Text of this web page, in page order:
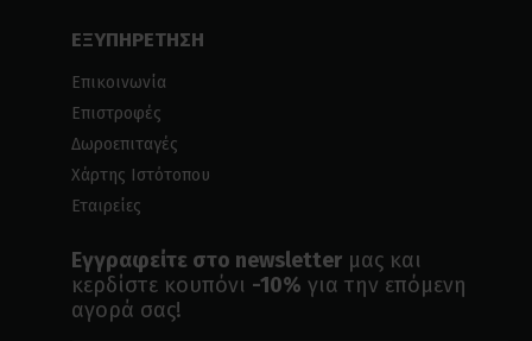
ΕΞΥΠΗΡΕΤΗΣΗ
Επικοινωνία
Επιστροφές
Δωροεπιταγές
Χάρτης Ιστότοπου
Εταιρείες
Εγγραφείτε στο newsletter μας και
κερδίστε κουπόνι -10% για την επόμενη
αγορά σας!